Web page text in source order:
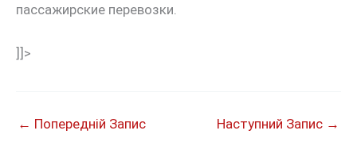
пассажирские перевозки.
]]>
← Попередній Запис Наступний Запис →